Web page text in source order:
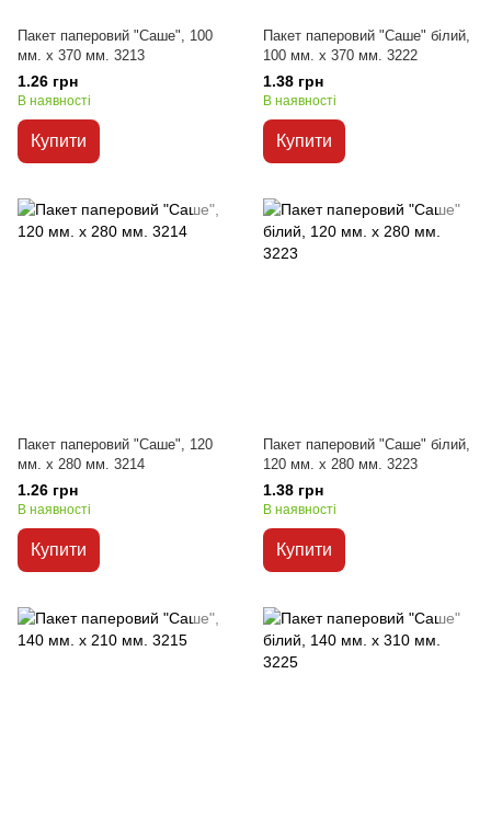
Пакет паперовий "Саше", 100
мм. х 370 мм. 3213
1.26 грн
В наявності
Купити
Пакет паперовий "Саше" білий,
100 мм. х 370 мм. 3222
1.38 грн
В наявності
Купити
Пакет паперовий "Саше", 120
мм. х 280 мм. 3214
1.26 грн
В наявності
Купити
Пакет паперовий "Саше" білий,
120 мм. х 280 мм. 3223
1.38 грн
В наявності
Купити